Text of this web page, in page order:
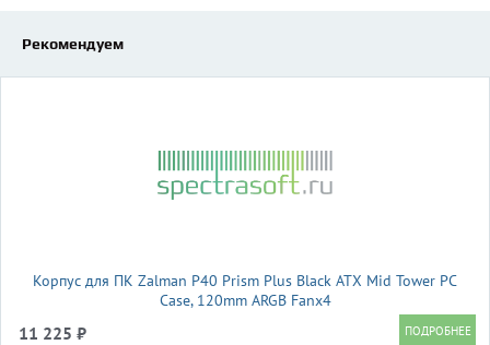
Рекомендуем
Корпус для ПК Zalman P40 Prism Plus Black ATX Mid Tower PC
Case, 120mm ARGB Fanx4
11 225 ₽